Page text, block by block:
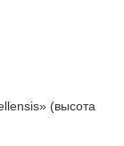
(высота